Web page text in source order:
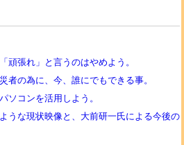
頑張れ」と言うのはやめよう。
者の為に、今、誰にでもできる事。
ソコンを活用しよう。
うな現状映像と、大前研一氏による今後の